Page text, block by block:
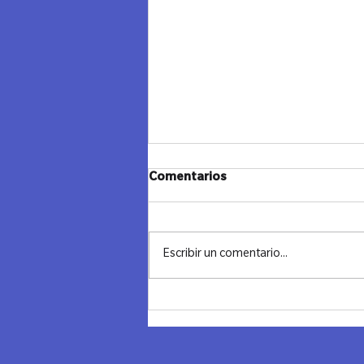
Comentarios
Escribir un comentario...